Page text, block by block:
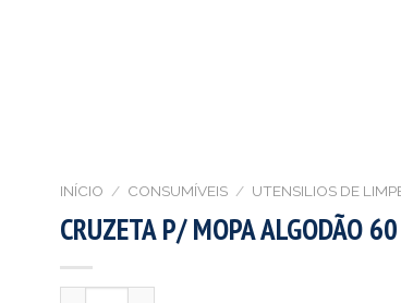
INÍCIO / CONSUMÍVEIS / UTENSILIOS DE
CRUZETA P/ MOPA ALGODÃO